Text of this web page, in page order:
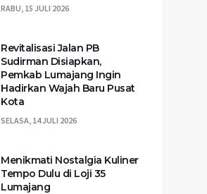
RABU, 15 JULI 2026
Revitalisasi Jalan PB
Sudirman Disiapkan,
Pemkab Lumajang Ingin
Hadirkan Wajah Baru Pusat
Kota
SELASA, 14 JULI 2026
Menikmati Nostalgia Kuliner
Tempo Dulu di Loji 35
Lumajang